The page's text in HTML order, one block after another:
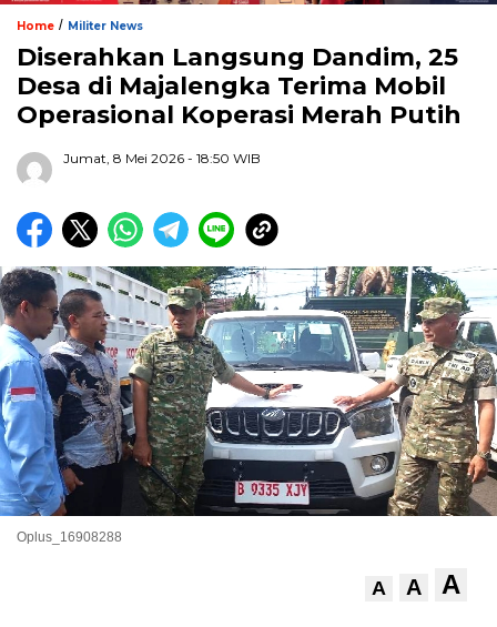
Home / Militer News
Diserahkan Langsung Dandim, 25
Desa di Majalengka Terima Mobil
Operasional Koperasi Merah Putih
Jumat, 8 Mei 2026 - 18:50 WIB
Oplus_16908288
A A A